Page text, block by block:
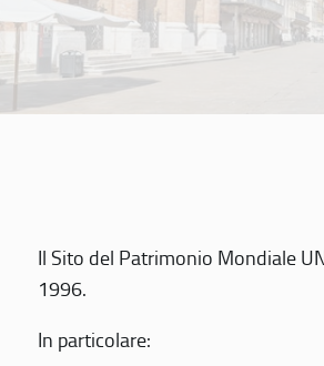
Il Sito del Patrimonio Mondiale
1996.
In particolare: